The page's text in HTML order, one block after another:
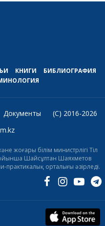
КНИГИ
БИБЛИОГРАФИЯ
Документы
(C) 2016-2026
жоғары білім министрлігі Тіл
Шайсұлтан Шаяхметов
практикалық орталығы әзірледі.